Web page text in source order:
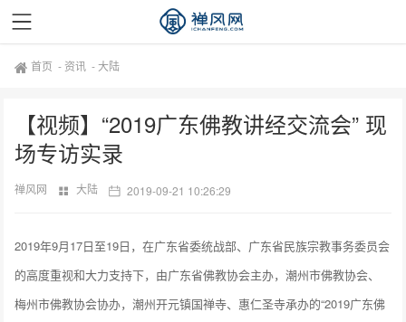
首页 - 资讯 -大陆
【视频】“2019广东佛教讲经交流会” 现
场专访实录
禅风网 大陆 2019-09-21 10:26:29
2019年9月17日至19日，在广东省委统战部、广东省民族宗教事务委员会
的高度重视和大力支持下，由广东省佛教协会主办，潮州市佛教协会、
梅州市佛教协会协办，潮州开元镇国禅寺、惠仁圣寺承办的“2019广东佛